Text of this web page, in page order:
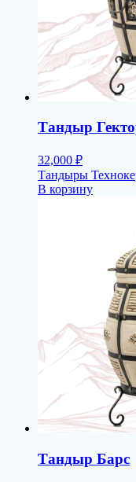
Тандыр
32,000 ₽
Тандыры
В корзину
Тандыр Барс